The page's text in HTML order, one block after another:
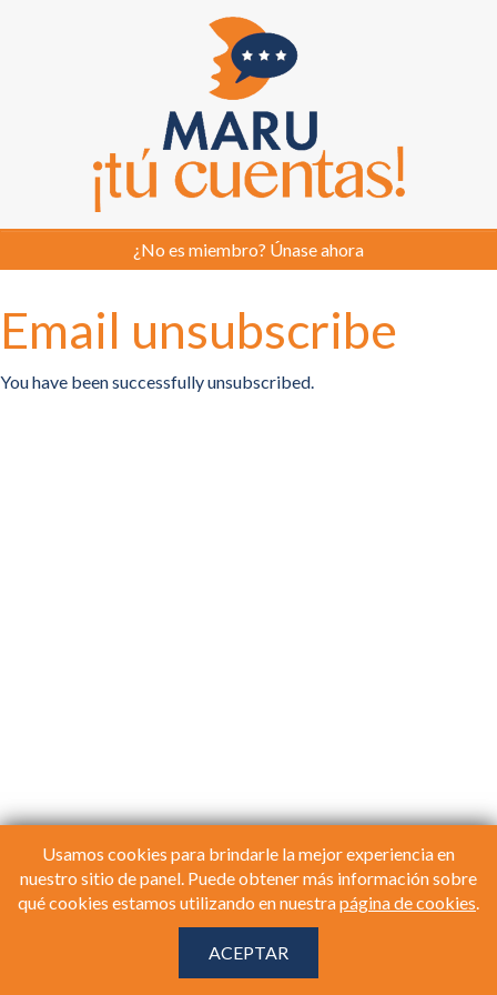
¿No es miembro? Únase ahora
Email unsubscribe
You have been successfully unsubscribed.
Usamos cookies para brindarle la mejor experiencia en
nuestro sitio de panel. Puede obtener más información sobre
qué cookies estamos utilizando en nuestrapágina de cookies.
ACEPTAR
Copyright 2026Maru/
Contáctenos Preguntas frecuentes